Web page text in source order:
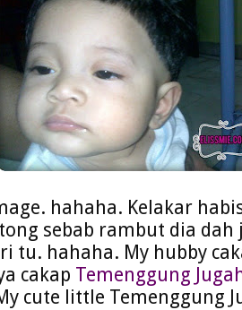
hahaha. Kelakar
sebab rambut dia dah
tu. hahaha. My hubby
cakap Temenggung
cute little Temenggung